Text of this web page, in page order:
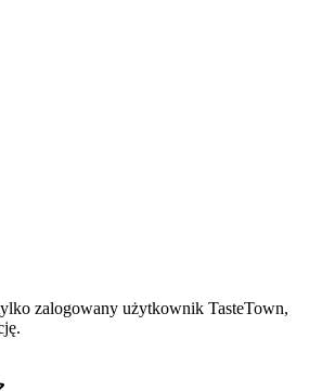
zalogowany użytkownik TasteTown,